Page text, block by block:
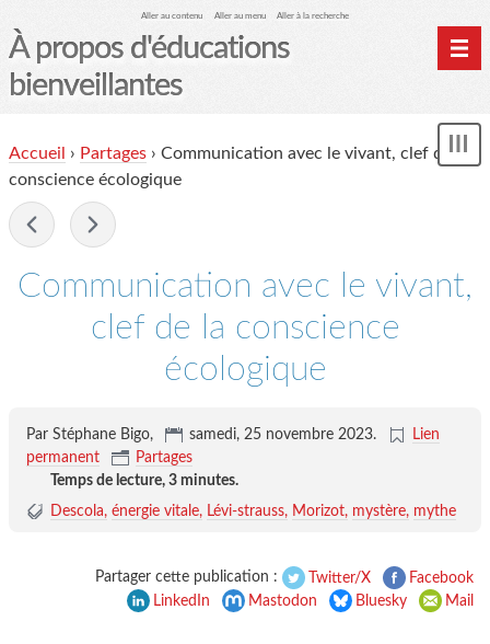
Aller au contenu Aller au menu Aller à la recherche
À propos d'éducations
bienveillantes
Accueil › Partages › Communication avec le vivant, clef de la
conscience écologique
Communication avec le vivant,
clef de la conscience
écologique
Par Stéphane Bigo, samedi, 25 novembre 2023.
Lien
permanent
Partages
Temps de lecture, 3 minutes.
Descola énergie vitale Lévi-strauss Morizot mystère mythe
Partager cette publication : Twitter/X
Facebook
LinkedIn
Mastodon Bluesky Mail